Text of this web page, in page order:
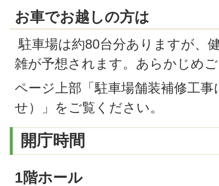
お車でお越しの方は
駐車場は約80台分ありますが、
雑が予想されます。あらかじめ
ページ上部「駐車場舗装補修工
せ）」をご覧ください。
開庁時間
1階ホール